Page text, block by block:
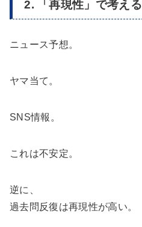
2. 「再現性」で考える
ニュース予想。
ヤマ当て。
SNS情報。
これは不安定。
逆に、
過去問反復は再現性が高い。